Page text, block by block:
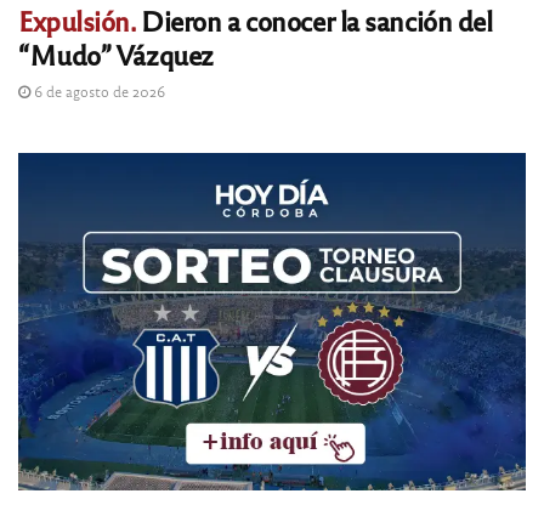
Expulsión.Dieron a conocer la sanción del
“Mudo” Vázquez
6 de agosto de 2026